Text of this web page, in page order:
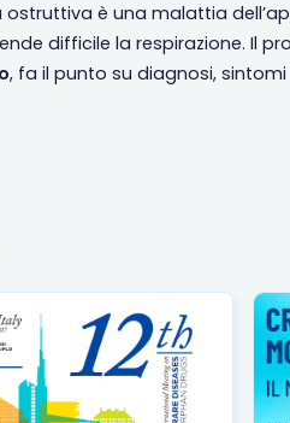
è una malattia
difficile la respirazione. Il
, fa il punto su diagnosi,